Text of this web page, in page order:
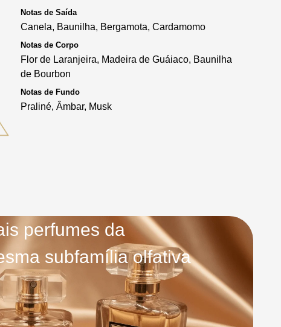
Notas de Saída
Canela, Baunilha, Bergamota, Cardamomo
Notas de Corpo
Flor de Laranjeira, Madeira de Guáiaco, Baunilha
de Bourbon
Notas de Fundo
Praliné, Âmbar, Musk
perfumes da
subfamília olfativa